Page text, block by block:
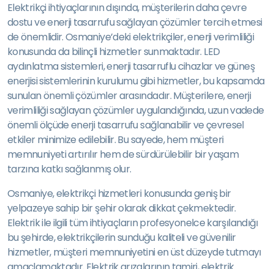
Elektrikçi ihtiyaçlarının dışında, müşterilerin daha çevre
dostu ve enerji tasarrufu sağlayan çözümler tercih etmesi
de önemlidir. Osmaniye’deki elektrikçiler, enerji verimliliği
konusunda da bilinçli hizmetler sunmaktadır. LED
aydınlatma sistemleri, enerji tasarruflu cihazlar ve güneş
enerjisi sistemlerinin kurulumu gibi hizmetler, bu kapsamda
sunulan önemli çözümler arasındadır. Müşterilere, enerji
verimliliği sağlayan çözümler uygulandığında, uzun vadede
önemli ölçüde enerji tasarrufu sağlanabilir ve çevresel
etkiler minimize edilebilir. Bu sayede, hem müşteri
memnuniyeti artırılır hem de sürdürülebilir bir yaşam
tarzına katkı sağlanmış olur.
Osmaniye, elektrikçi hizmetleri konusunda geniş bir
yelpazeye sahip bir şehir olarak dikkat çekmektedir.
Elektrik ile ilgili tüm ihtiyaçların profesyonelce karşılandığı
bu şehirde, elektrikçilerin sunduğu kaliteli ve güvenilir
hizmetler, müşteri memnuniyetini en üst düzeyde tutmayı